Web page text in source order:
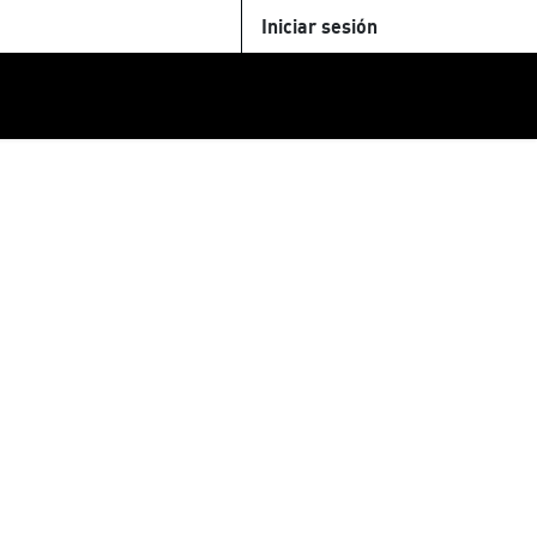
Iniciar sesión